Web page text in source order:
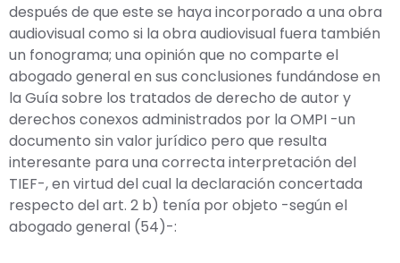
después de que este se haya incorporado a una obra
audiovisual como si la obra audiovisual fuera también
un fonograma; una opinión que no comparte el
abogado general en sus conclusiones fundándose en
la Guía sobre los tratados de derecho de autor y
derechos conexos administrados por la OMPI -un
documento sin valor jurídico pero que resulta
interesante para una correcta interpretación del
TIEF-, en virtud del cual la declaración concertada
respecto del art. 2 b) tenía por objeto -según el
abogado general (54)-: